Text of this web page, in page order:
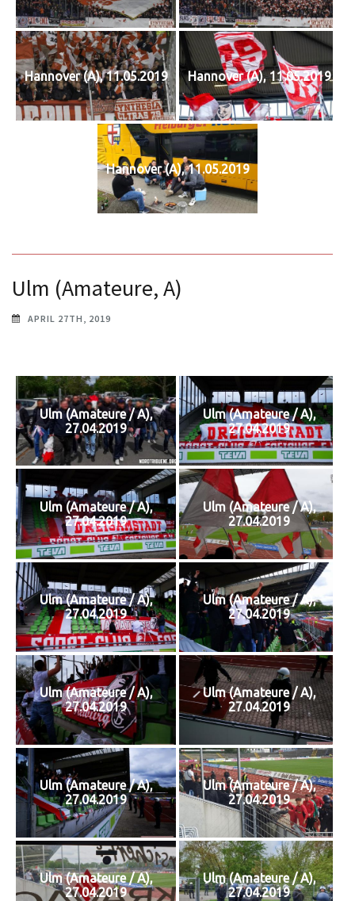
Hannover (A), 11.05.2019 Hannover (A), 11.05.2019
Hannover (A), 11.05.2019
Ulm (Amateure, A)
APRIL 27TH, 2019
Ulm (Amateure / A),
27.04.2019
Ulm (Amateure / A),
27.04.2019
Ulm (Amateure / A),
27.04.2019
Ulm (Amateure / A),
27.04.2019
Ulm (Amateure / A),
27.04.2019
Ulm (Amateure / A),
27.04.2019
Ulm (Amateure / A),
27.04.2019
Ulm (Amateure / A),
27.04.2019
Ulm (Amateure / A),
27.04.2019
Ulm (Amateure / A),
27.04.2019
Ulm (Amateure / A),
27.04.2019
Ulm (Amateure / A),
27.04.2019